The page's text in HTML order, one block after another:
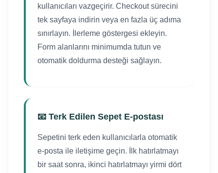
kullanıcıları vazgeçirir. Checkout sürecini
tek sayfaya indirin veya en fazla üç adıma
sınırlayın. İlerleme göstergesi ekleyin.
Form alanlarını minimumda tutun ve
otomatik doldurma desteği sağlayın.
📧 Terk Edilen Sepet E-postası
Sepetini terk eden kullanıcılarla otomatik
e-posta ile iletişime geçin. İlk hatırlatmayı
bir saat sonra, ikinci hatırlatmayı yirmi dört